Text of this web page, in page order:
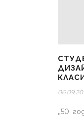
„50